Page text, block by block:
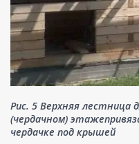
Рис. 5 Верхняя
(чердачном)
чердачке под крышей